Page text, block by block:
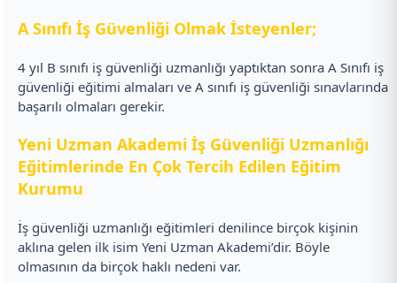
A Sınıfı İş Güvenliği Olmak İsteyenler;
4 yıl B sınıfı iş güvenliği uzmanlığı yaptıktan sonra A Sınıfı iş
güvenliği eğitimi almaları ve A sınıfı iş güvenliği sınavlarında
başarılı olmaları gerekir.
Yeni Uzman Akademi İş Güvenliği Uzmanlığı
Eğitimlerinde En Çok Tercih Edilen Eğitim
Kurumu
İş güvenliği uzmanlığı eğitimleri denilince birçok kişinin
aklına gelen ilk isim Yeni Uzman Akademi’dir. Böyle
olmasının da birçok haklı nedeni var.